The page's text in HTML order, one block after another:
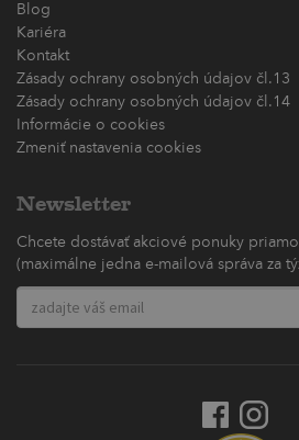
Blog
Kariéra
Kontakt
Zásady ochrany osobných údajov čl.13
Zásady ochrany osobných údajov čl.14
Informácie o cookies
Zmeniť nastavenia cookies
Newsletter
Chcete dostávať akciové ponuky priamo
(maximálne jedna e-mailová správa za